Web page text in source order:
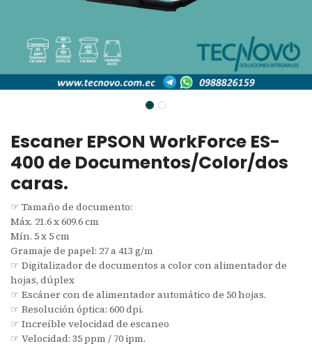
Escaner EPSON WorkForce ES-
400 de Documentos/Color/dos
caras.
☞ Tamaño de documento:
Máx. 21.6 x 609.6 cm
Mín. 5 x 5 cm
Gramaje de papel: 27 a 413 g/m
☞ Digitalizador de documentos a color con alimentador de
hojas, dúplex
☞ Escáner con de alimentador automático de 50 hojas.
☞ Resolución óptica: 600 dpi.
☞ Increíble velocidad de escaneo
☞ Velocidad: 35 ppm / 70 ipm.